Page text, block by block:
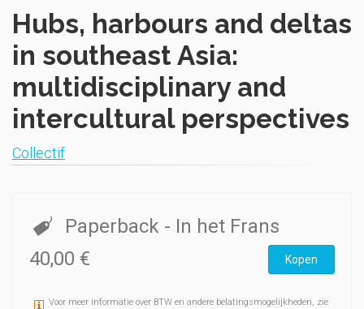
Hubs, harbours and deltas
in southeast Asia:
multidisciplinary and
intercultural perspectives
Collectif
Paperback - In het Frans
40,00 €
Kopen
Voor meer informatie over BTW en andere belatingsmogelijkheden, zie